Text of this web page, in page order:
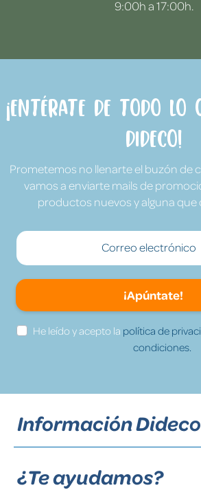
9:00h a 17:00h.
¡Entérate de todo lo
Dideco!
Prometemos no llenarte el buzón de
vamos a enviarte mails de
productos nuevos y alguna que
¡Apúntate!
He leído y acepto la política de
condiciones.
Información Dideco
¿Te ayudamos?